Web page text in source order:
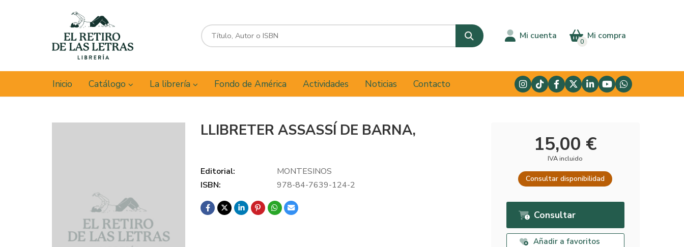
Mi cuenta Mi compra
0
Inicio Catálogo La librería Fondo de América Actividades Noticias Contacto
LLIBRETER ASSASSÍ DE BARNA,
Editorial:
MONTESINOS
ISBN:
978-84-7639-124-2
15,00 €
IVA incluido
Consultar disponibilidad
Consultar
Añadir a favoritos